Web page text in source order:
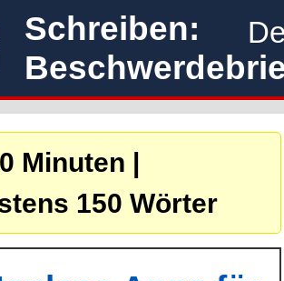
Schreiben:
Minuten |
150 Wörter